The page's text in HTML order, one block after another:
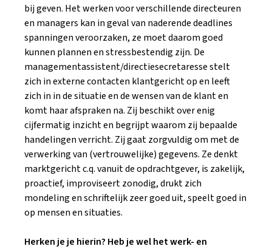
bij geven. Het werken voor verschillende directeuren
en managers kan in geval van naderende deadlines
spanningen veroorzaken, ze moet daarom goed
kunnen plannen en stressbestendig zijn. De
managementassistent/directiesecretaresse stelt
zich in externe contacten klantgericht op en leeft
zich in in de situatie en de wensen van de klant en
komt haar afspraken na. Zij beschikt over enig
cijfermatig inzicht en begrijpt waarom zij bepaalde
handelingen verricht. Zij gaat zorgvuldig om met de
verwerking van (vertrouwelijke) gegevens. Ze denkt
marktgericht c.q. vanuit de opdrachtgever, is zakelijk,
proactief, improviseert zonodig, drukt zich
mondeling en schriftelijk zeer goed uit, speelt goed in
op mensen en situaties.
Herken je je hierin? Heb je wel het werk- en